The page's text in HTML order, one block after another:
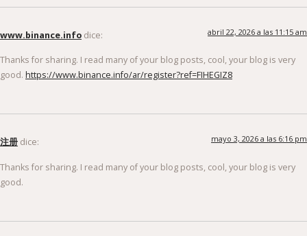
www.binance.info dice: abril 22, 2026 a las 11:15 am
Thanks for sharing. I read many of your blog posts, cool, your blog is very
good. https://www.binance.info/ar/register?ref=FIHEGIZ8
注册 dice: mayo 3, 2026 a las 6:16 pm
Thanks for sharing. I read many of your blog posts, cool, your blog is very
good.